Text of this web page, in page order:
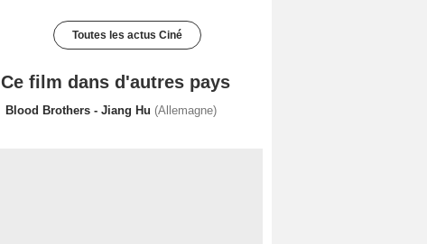
Toutes les actus Ciné
Ce film dans d'autres pays
Blood Brothers - Jiang Hu (Allemagne)